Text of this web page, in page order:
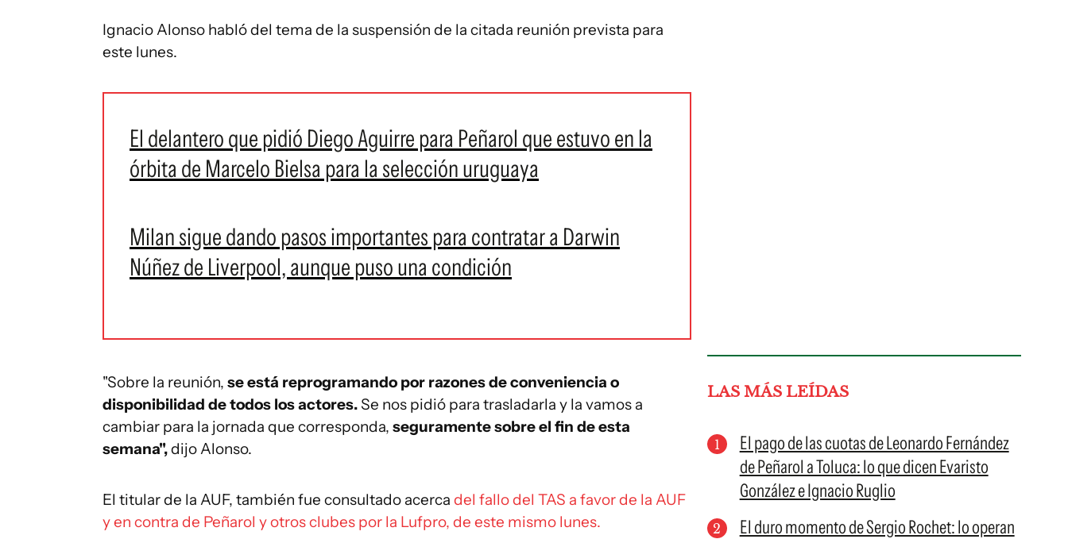
Ignacio Alonso habló del tema de la suspensión de la citada reunión prevista para
este lunes.
El delantero que pidió Diego Aguirre para Peñarol que estuvo en la
órbita de Marcelo Bielsa para la selección uruguaya
Milan sigue dando pasos importantes para contratar a Darwin
Núñez de Liverpool, aunque puso una condición
"Sobre la reunión, se está reprogramando por razones de conveniencia o
disponibilidad de todos los actores. Se nos pidió para trasladarla y la vamos a
cambiar para la jornada que corresponda, seguramente sobre el fin de esta
semana",dijo Alonso.
El titular de la AUF, también fue consultado acerca del fallo del TAS a favor de la AUF
y en contra de Peñarol y otros clubes por la Lufpro, de este mismo lunes.
LAS MÁS LEÍDAS
El pago de las cuotas de Leonardo Fernández
de Peñarol a Toluca: lo que dicen Evaristo
González e Ignacio Ruglio
El duro momento de Sergio Rochet: lo operan